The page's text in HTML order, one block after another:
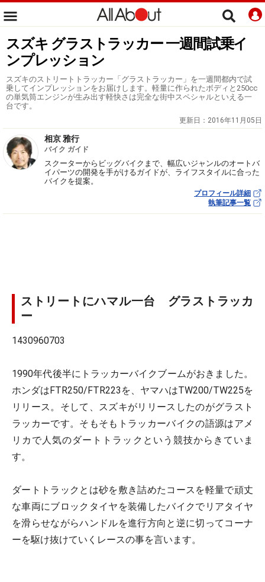
スズキ グラストラッカー 一週間試乗イ
ンプレッション
スズキのストリートトラッカー「グラストラッカー」を一週間都内で試
乗してインプレッションをお届けします。軽量に作られたボディと250cc
の単気筒エンジンが生み出す軽快さは完全な街中スペシャルといえる一
台です。
更新日： 2016年11月05日
相京 雅行
バイク ガイド
スクーターからビッグバイクまで、幅広いジャンルのオートバ
イパーツの開発を手がけるガイドが、ライフスタイルに合った
バイクを提案。
プロフィール詳細
執筆記事一覧
ストリートにハマル一台 グラストラッカ
ー
1430960703
1990年代後半にトラッカーバイクブームがおきました。
ホンダはFTR250/FTR223を、ヤマハはTW200/TW225を
リリース。そして、スズキがリリースしたのがグラスト
ラッカーです。そもそもトラッカーバイクの語源はアメ
リカで人気のダートトラックという競技からきていま
す。
ダートトラックとは砂を敷き詰めたコースを軽量で頑丈
な車両にブロックタイヤを装備したバイクでリアタイヤ
を滑らせながらハンドルを進行方向と逆に切ってコーナ
ーを駆け抜けていくレースの事を言います。